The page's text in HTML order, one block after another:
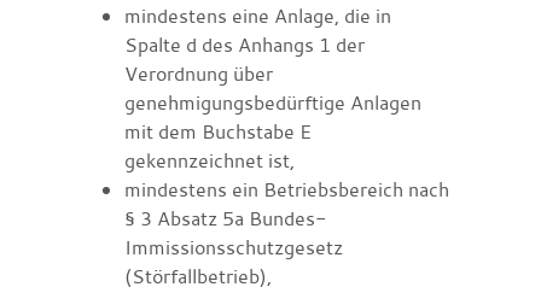
mindestens eine Anlage, die in
Spalte d des Anhangs 1 der
Verordnung über
genehmigungsbedürftige Anlagen
mit dem Buchstabe E
gekennzeichnet ist,
mindestens ein Betriebsbereich nach
§ 3 Absatz 5a Bundes-
Immissionsschutzgesetz
(Störfallbetrieb),